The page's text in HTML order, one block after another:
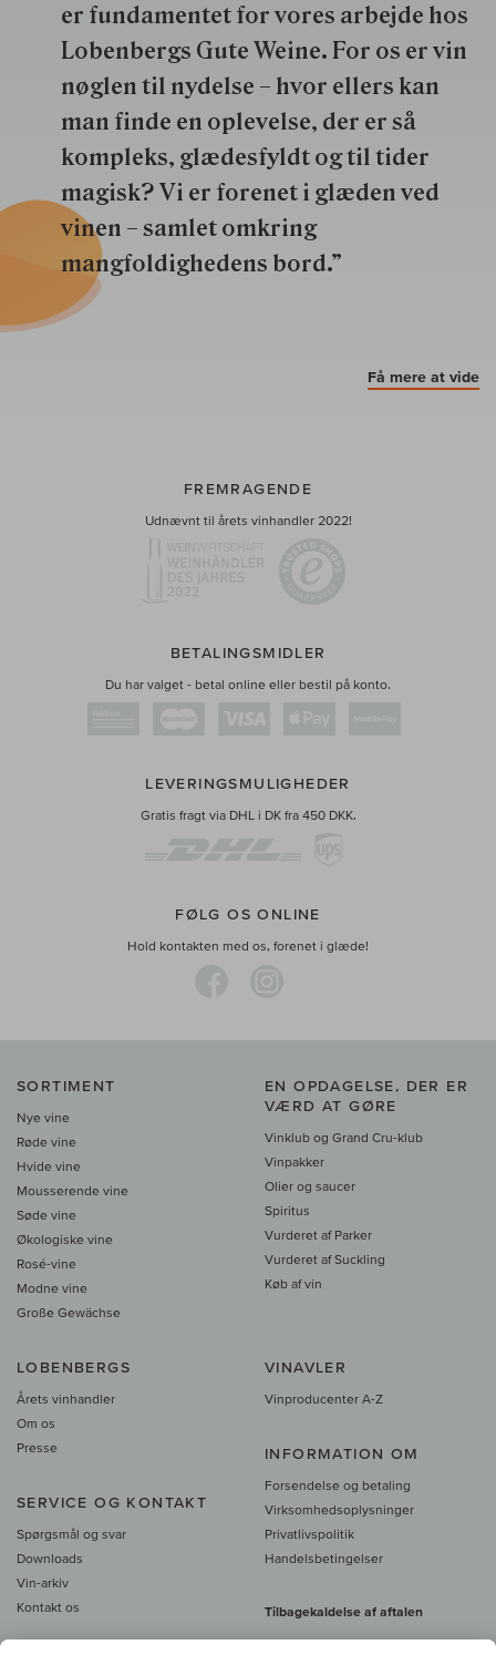
er fundamentet for vores arbejde hos
Lobenbergs Gute Weine. For os er vin
nøglen til nydelse – hvor ellers kan
man finde en oplevelse, der er så
kompleks, glædesfyldt og til tider
magisk? Vi er forenet i glæden ved
vinen – samlet omkring
mangfoldighedens bord.”
Få mere at vide
FREMRAGENDE
Udnævnt til årets vinhandler 2022!
BETALINGSMIDLER
Du har valget - betal online eller bestil på konto.
LEVERINGSMULIGHEDER
Gratis fragt via DHL i DK fra 450 DKK.
FØLG OS ONLINE
Hold kontakten med os, forenet i glæde!
SORTIMENT
Nye vine
Røde vine
Hvide vine
Mousserende vine
Søde vine
Økologiske vine
Rosé-vine
Modne vine
Große Gewächse
EN OPDAGELSE, DER ER
VÆRD AT GØRE
Vinklub og Grand Cru-klub
Vinpakker
Olier og saucer
Spiritus
Vurderet af Parker
Vurderet af Suckling
Køb af vin
LOBENBERGS
Årets vinhandler
Om os
Presse
SERVICE OG KONTAKT
Spørgsmål og svar
Downloads
Vin-arkiv
Kontakt os
VINAVLER
Vinproducenter A-Z
INFORMATION OM
Forsendelse og betaling
Virksomhedsoplysninger
Privatlivspolitik
Handelsbetingelser
Tilbagekaldelse af aftalen